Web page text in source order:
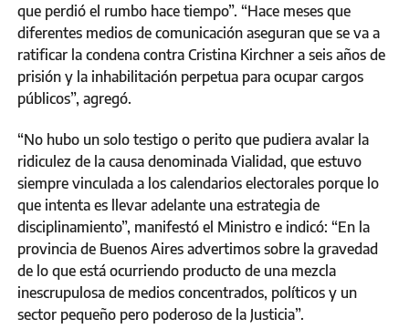
que perdió el rumbo hace tiempo”. “Hace meses que
diferentes medios de comunicación aseguran que se va a
ratificar la condena contra Cristina Kirchner a seis años de
prisión y la inhabilitación perpetua para ocupar cargos
públicos”, agregó.
“No hubo un solo testigo o perito que pudiera avalar la
ridiculez de la causa denominada Vialidad, que estuvo
siempre vinculada a los calendarios electorales porque lo
que intenta es llevar adelante una estrategia de
disciplinamiento”, manifestó el Ministro e indicó: “En la
provincia de Buenos Aires advertimos sobre la gravedad
de lo que está ocurriendo producto de una mezcla
inescrupulosa de medios concentrados, políticos y un
sector pequeño pero poderoso de la Justicia”.